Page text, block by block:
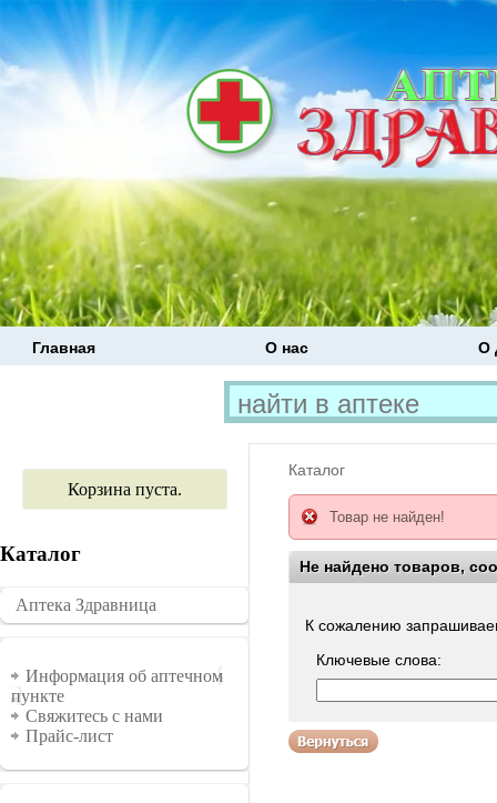
Главная О нас О
Корзина пуста.
Каталог
�������
Аптека Здравница
Информация
Информация об аптечном
пункте
Свяжитесь с нами
Прайс-лист
Каталог
Товар не найден!
Не найдено товаров,
К сожалению
Ключевые слова: